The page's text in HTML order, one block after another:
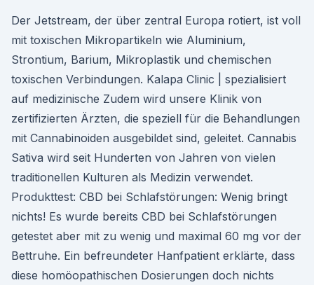
Der Jetstream, der über zentral Europa rotiert, ist voll
mit toxischen Mikropartikeln wie Aluminium,
Strontium, Barium, Mikroplastik und chemischen
toxischen Verbindungen. Kalapa Clinic | spezialisiert
auf medizinische Zudem wird unsere Klinik von
zertifizierten Ärzten, die speziell für die Behandlungen
mit Cannabinoiden ausgebildet sind, geleitet. Cannabis
Sativa wird seit Hunderten von Jahren von vielen
traditionellen Kulturen als Medizin verwendet.
Produkttest: CBD bei Schlafstörungen: Wenig bringt
nichts! Es wurde bereits CBD bei Schlafstörungen
getestet aber mit zu wenig und maximal 60 mg vor der
Bettruhe. Ein befreundeter Hanfpatient erklärte, dass
diese homöopathischen Dosierungen doch nichts